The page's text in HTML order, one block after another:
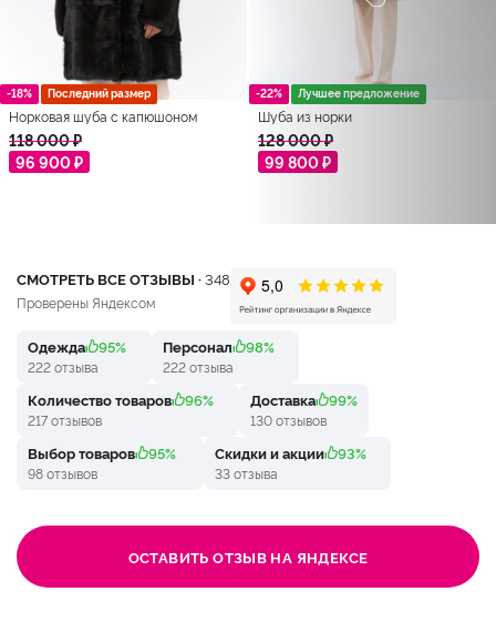
-18% Последний размер
Норковая шуба с капюшоном
118 000 ₽
96 900 ₽
-22% Лучшее предложение
Шуба из норки
128 000 ₽
99 800 ₽
СМОТРЕТЬ ВСЕ ОТЗЫВЫ ·348
Проверены Яндексом
Одежда 95%
222 отзыва
Персонал 98%
222 отзыва
Количество товаров 96%
217 отзывов
Доставка 99%
130 отзывов
Выбор товаров 95%
98 отзывов
Скидки и акции 93%
33 отзыва
ОСТАВИТЬ ОТЗЫВ НА ЯНДЕКСЕ